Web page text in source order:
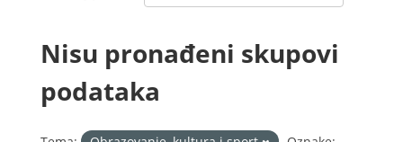
Nisu pronađeni skupovi
podataka